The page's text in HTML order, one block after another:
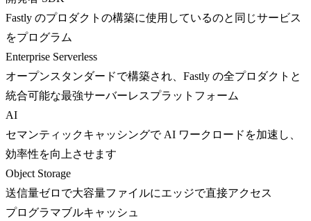
Fastly のプロダクトの構築に使用しているのと同じサービス
をプログラム
Enterprise Serverless
オープンスタンダードで構築され、Fastly の全プロダクトと
統合可能な最強サーバーレスプラットフォーム
AI
セマンティックキャッシングで AI ワークロードを加速し、
効率性を向上させます
Object Storage
送信量ゼロで大容量ファイルにエッジで直接アクセス
プログラマブルキャッシュ